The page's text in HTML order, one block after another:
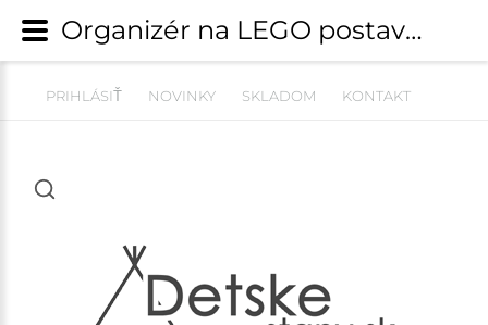
PRIHLÁSIŤ NOVINKY SKLADOM KONTAKT
Organizér na LEGO postavičky / figúrky - POLÍCIA | Dekorácie, doplnky do izby | detskestany.sk